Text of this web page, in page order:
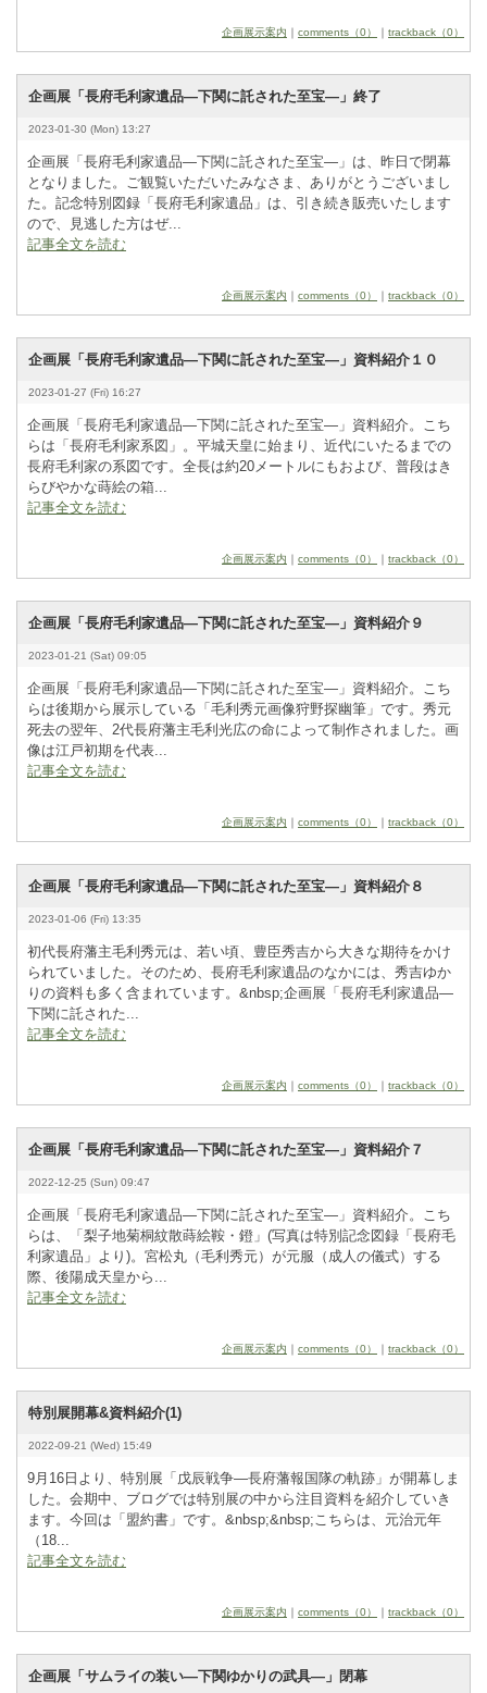
企画展示案内 ｜ comments（0） ｜ trackback（0）
企画展「長府毛利家遺品―下関に託された至宝―」終了
2023-01-30 (Mon) 13:27
企画展「長府毛利家遺品―下関に託された至宝―」は、昨日で閉幕
となりました。ご観覧いただいたみなさま、ありがとうございまし
た。記念特別図録「長府毛利家遺品」は、引き続き販売いたします
ので、見逃した方はぜ...
記事全文を読む
企画展示案内 ｜ comments（0） ｜ trackback（0）
企画展「長府毛利家遺品―下関に託された至宝―」資料紹介１０
2023-01-27 (Fri) 16:27
企画展「長府毛利家遺品―下関に託された至宝―」資料紹介。こち
らは「長府毛利家系図」。平城天皇に始まり、近代にいたるまでの
長府毛利家の系図です。全長は約2­0­メートルにもおよび、普段はき
らびやかな蒔絵の箱...
記事全文を読む
企画展示案内 ｜ comments（0） ｜ trackback（0）
企画展「長府毛利家遺品―下関に託された至宝―」資料紹介９
2023-01-21 (Sat) 09:05
企画展「長府毛利家遺品―下関に託された至宝―」資料紹介。こち
らは後期から展示している「毛利秀元画像狩野探幽筆」です。秀元
死去の翌年、2­代長府藩主毛利光広の命によって制作されました。画
像は江戸初期を代表...
記事全文を読む
企画展示案内 ｜ comments（0） ｜ trackback（0）
企画展「長府毛利家遺品―下関に託された至宝―」資料紹介８
2023-01-06 (Fri) 13:35
初代長府藩主毛利秀元は、若い頃、豊臣秀吉から大きな期待をかけ
られていました。そのため、長府毛利家遺品のなかには、秀吉ゆか
りの資料も多く含まれています。&­n­b­s­p­;企画展「長府毛利家遺品―
下関に託された...
記事全文を読む
企画展示案内 ｜ comments（0） ｜ trackback（0）
企画展「長府毛利家遺品―下関に託された至宝―」資料紹介７
2022-12-25 (Sun) 09:47
企画展「長府毛利家遺品―下関に託された至宝―」資料紹介。こち
らは、「梨子地菊桐紋散蒔絵鞍・鐙」(写真は特別記念図録「長府毛
利家遺品」より)。宮松丸（毛利秀元）が元服（成人の儀式）する
際、後陽成天皇から...
記事全文を読む
企画展示案内 ｜ comments（0） ｜ trackback（0）
特別展開幕&資料紹介(1)
2022-09-21 (Wed) 15:49
9­月1­6 ­日より、特別展「戊辰戦争―長府藩報国隊の軌跡」が開幕しま
した。会期中、ブログでは特別展の中から注目資料を紹介していき
ます。今回は「盟約書」です。&­n­b­s­p­;&­n­b­s­p­;こちらは、元治元年
（1­8­...
記事全文を読む
企画展示案内 ｜ comments（0） ｜ trackback（0）
企画展「サムライの装い―下関ゆかりの武具―」閉幕